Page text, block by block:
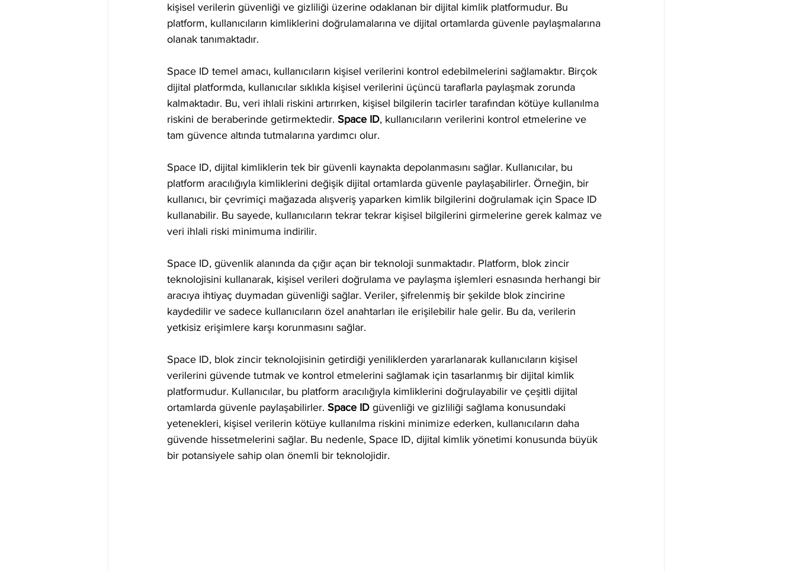
kişisel verilerin güvenliği ve gizliliği üzerine odaklanan bir dijital kimlik platformudur. Bu
platform, kullanıcıların kimliklerini doğrulamalarına ve dijital ortamlarda güvenle paylaşmalarına
olanak tanımaktadır.
Space ID temel amacı, kullanıcıların kişisel verilerini kontrol edebilmelerini sağlamaktır. Birçok
dijital platformda, kullanıcılar sıklıkla kişisel verilerini üçüncü taraflarla paylaşmak zorunda
kalmaktadır. Bu, veri ihlali riskini artırırken, kişisel bilgilerin tacirler tarafından kötüye kullanılma
riskini de beraberinde getirmektedir. Space ID, kullanıcıların verilerini kontrol etmelerine ve
tam güvence altında tutmalarına yardımcı olur.
Space ID, dijital kimliklerin tek bir güvenli kaynakta depolanmasını sağlar. Kullanıcılar, bu
platform aracılığıyla kimliklerini değişik dijital ortamlarda güvenle paylaşabilirler. Örneğin, bir
kullanıcı, bir çevrimiçi mağazada alışveriş yaparken kimlik bilgilerini doğrulamak için Space ID
kullanabilir. Bu sayede, kullanıcıların tekrar tekrar kişisel bilgilerini girmelerine gerek kalmaz ve
veri ihlali riski minimuma indirilir.
Space ID, güvenlik alanında da çığır açan bir teknoloji sunmaktadır. Platform, blok zincir
teknolojisini kullanarak, kişisel verileri doğrulama ve paylaşma işlemleri esnasında herhangi bir
aracıya ihtiyaç duymadan güvenliği sağlar. Veriler, şifrelenmiş bir şekilde blok zincirine
kaydedilir ve sadece kullanıcıların özel anahtarları ile erişilebilir hale gelir. Bu da, verilerin
yetkisiz erişimlere karşı korunmasını sağlar.
Space ID, blok zincir teknolojisinin getirdiği yeniliklerden yararlanarak kullanıcıların kişisel
verilerini güvende tutmak ve kontrol etmelerini sağlamak için tasarlanmış bir dijital kimlik
platformudur. Kullanıcılar, bu platform aracılığıyla kimliklerini doğrulayabilir ve çeşitli dijital
ortamlarda güvenle paylaşabilirler. Space ID güvenliği ve gizliliği sağlama konusundaki
yetenekleri, kişisel verilerin kötüye kullanılma riskini minimize ederken, kullanıcıların daha
güvende hissetmelerini sağlar. Bu nedenle, Space ID, dijital kimlik yönetimi konusunda büyük
bir potansiyele sahip olan önemli bir teknolojidir.